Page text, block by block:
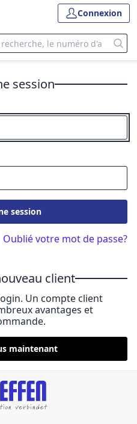
Connexion
session
session
Oublié votre mot de passe?
client
Un compte client
avantages et
maintenant